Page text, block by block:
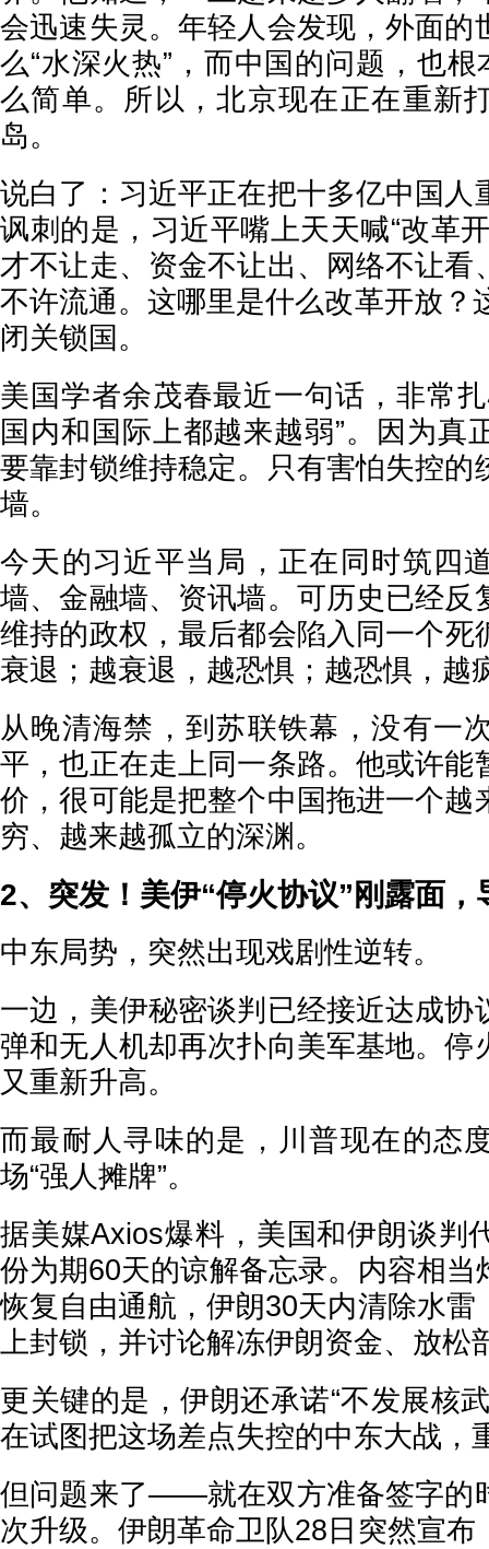
会迅速失灵。年轻人会发现，外面的
么“水深火热”，而中国的问题，也根
么简单。所以，北京现在正在重新
岛。
说白了：习近平正在把十多亿中国人
讽刺的是，习近平嘴上天天喊“改革
才不让走、资金不让出、网络不让看
不许流通。这哪里是什么改革开放？
闭关锁国。
美国学者余茂春最近一句话，非常
国内和国际上都越来越弱”。因为真
要靠封锁维持稳定。只有害怕失控的
墙。
今天的习近平当局，正在同时筑四
墙、金融墙、资讯墙。可历史已经反
维持的政权，最后都会陷入同一个
衰退；越衰退，越恐惧；越恐惧，越
从晚清海禁，到苏联铁幕，没有一
平，也正在走上同一条路。他或许能
价，很可能是把整个中国拖进一个越
穷、越来越孤立的深渊。
2、突发！美伊“停火协议”刚露面，
中东局势，突然出现戏剧性逆转。
一边，美伊秘密谈判已经接近达成协
弹和无人机却再次扑向美军基地。停
又重新升高。
而最耐人寻味的是，川普现在的态
场“强人摊牌”。
据美媒Axios爆料，美国和伊朗谈判
份为期60天的谅解备忘录。内容相当
恢复自由通航，伊朗30天内清除水雷
上封锁，并讨论解冻伊朗资金、放松
更关键的是，伊朗还承诺“不发展核
在试图把这场差点失控的中东大战，
但问题来了——就在双方准备签字的
次升级。伊朗革命卫队28日突然宣布